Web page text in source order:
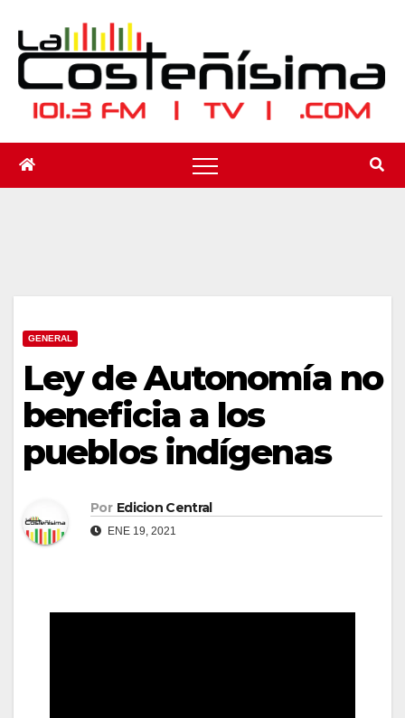
contenido
GENERAL
Ley de Autonomía no
beneficia a los
pueblos indígenas
Por Edicion Central
ENE 19, 2021